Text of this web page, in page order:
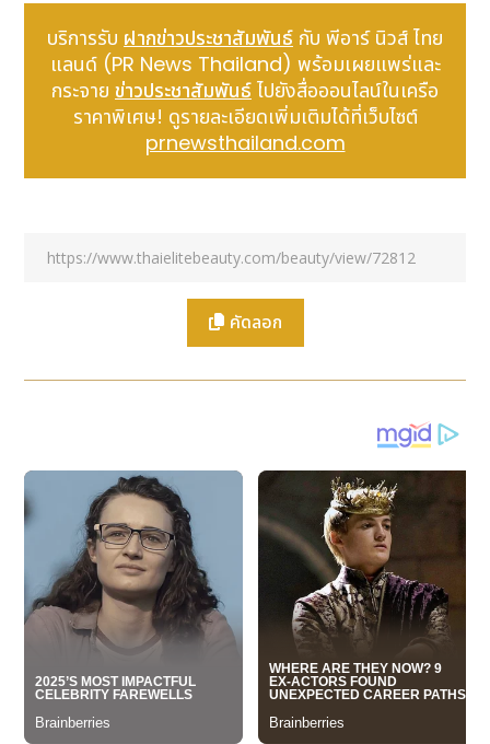
…เพื่อเป็นการประชาสัมพันธ์ความก้าวหน้าทางการแพทย์
ด้าน Cosmetic Surgery & Laser Expertise ที่ช่วย
ส่งเสริมภาพลักษณ์ความเป็น Medical Hubอันดับ
ของไทย ในภูมิภาคAPACและทั่วโลก…ทีมผู้บริหารของ
จึงได้ร่วมกันถ่ายทอดความรู้และประสบการณ์
ทางการแพทย์ด้านความงามที่สะสมมากกว่า24ปีผ่าน
Online
ได้รับเกียรติจากคุณวรัญญู ศิริวัฒน์
Vice President Online Advertising (ขวา) และ
นันทนา สิงคะมาลา
First Vice President
Advertising sales (ซ้าย) จาก Bangkok Post
การแพทย์เพื่อความงามให้แก่ประเทศจนนำมาซึ่งคำกล่าว
ขานว่าเป็น “Beauty Destination” ของประเทศไทยเลย
ก็ว่าได้
โดย
พญ.สุนิดา ยุทธโยธิน หรือ 'คุณหมอนิดา'อเมริกัน
บอร์ดด้านความงามผู้ผนวกสุนทรียะด้านงานศิลป์เข้ากับ
ศาสตร์อันทันสมัยด้าน Laser อย่างลงตัว พร้อมด้วย
พ.ต.ท.นพ.ปิยะ รังรักษ์ศิริ
หรือ “คุณหมอปิยะ”ศัลยแพทย์
วุฒิบัตรตกแต่ง สมาชิกสมาคมศัลยกรรมตกแต่งแห่ง
ประเทศไทยยังได้เปิดตัวคอลัมน์
Plastic aesthetic
Surgery & Cosmetic Laserเพื่ออัพเดตเทคโนโลยี
และมิติใหม่ด้านความงามพร้อมยังเป็นช่องทางให้ผู้อ่าน
สามารถฝากคำถามที่ต้องการสอบถามปัญหาความงามที่
บริการรับ ฝากข่าวประชาสัมพันธ์ กับ พีอาร์ นิวส์ ไทย
แลนด์ (PR News Thailand) พร้อมเผยแพร่และ
กระจาย ข่าวประชาสัมพันธ์ ไปยังสื่อออนไลน์ในเครือ
ราคาพิเศษ! ดูรายละเอียดเพิ่มเติมได้ที่เว็บไซต์
prnewsthailand.com
คัดลอก